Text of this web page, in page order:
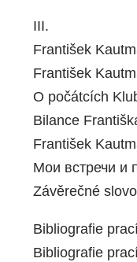
III.
František
František
O počátcích
Bilance
František
Мои встречи и
Závěrečné
Bibliografie
Bibliografie